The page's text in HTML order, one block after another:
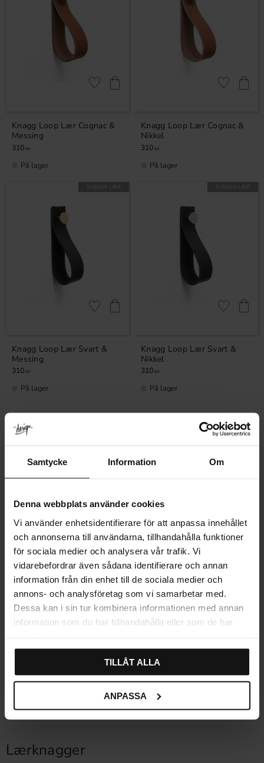
Samtycke Information Om
Denna webbplats använder cookies
Vi använder enhetsidentifierare för att anpassa innehållet
och annonserna till användarna, tillhandahålla funktioner
för sociala medier och analysera vår trafik. Vi
vidarebefordrar även sådana identifierare och annan
information från din enhet till de sociala medier och
annons- och analysföretag som vi samarbetar med.
Dessa kan i sin tur kombinera informationen med annan
information som du har tillhandahållit eller som de har
TILLÅT ALLA
ANPASSA
Knagg Loop Lær Cognac &
Messing
310 KR
Lagre som favoritt
På lager
Knagg Loop Lær Cognac &
Nikkel
310 KR
Lagre som
På lager
Knagg Loop Lær Svart &
Messing
310 KR
SVENSK LÆR
Lagre som favoritt
På lager
Knagg Loop Lær Svart &
Nikkel
310 KR
SVENSK LÆR
Lagre som
På lager
Knagger
Metallknagger
Lærknagger